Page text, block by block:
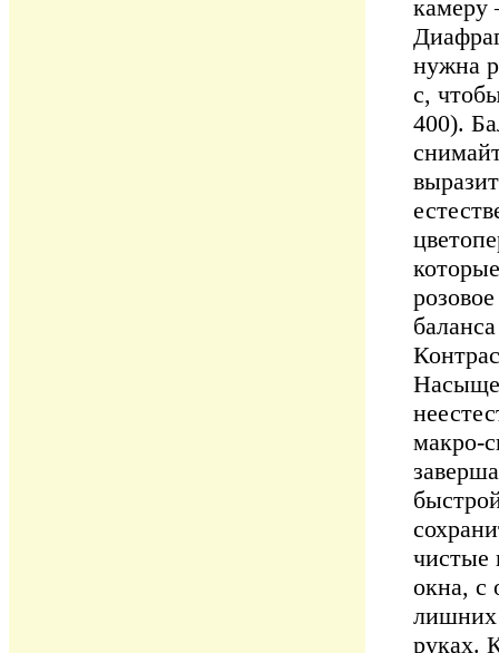
камеру
нужна
с,
400).
макро-
чистые
окна, с
лишних
руках.